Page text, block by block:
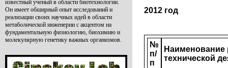
известный ученый в области биотехнологии.
Он имеет обширный опыт исследований и
реализации своих научных идей в области
метаболической инженерии с акцентом на
фундаментальную физиологию, биохимию и
молекулярную генетику важных организмов.
2012 год
№
п/
п
Наименование
технической